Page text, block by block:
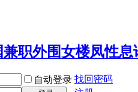
自动登录 找回密码